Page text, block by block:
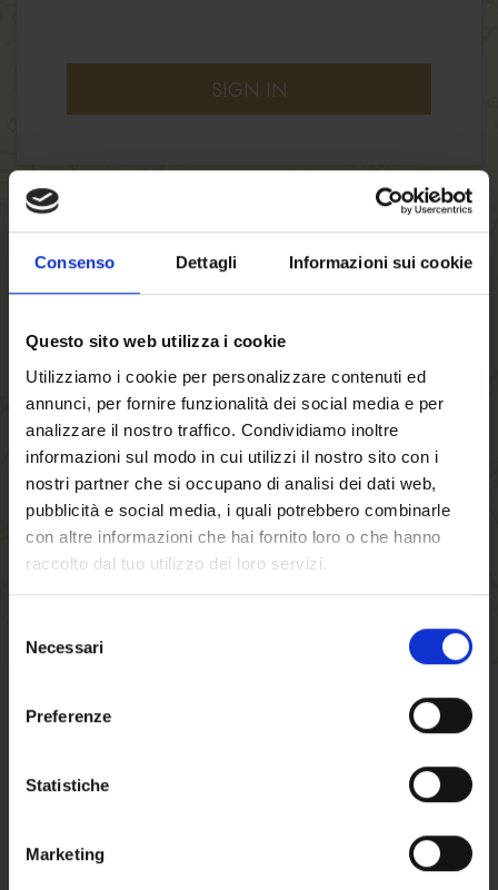
website. Are you of
legal drinking age?
Consenso Dettagli Informazioni sui cookie
Questo sito web utilizza i cookie
Utilizziamo i cookie per personalizzare contenuti ed
annunci, per fornire funzionalità dei social media e per
analizzare il nostro traffico. Condividiamo inoltre
informazioni sul modo in cui utilizzi il nostro sito con i
nostri partner che si occupano di analisi dei dati web,
pubblicità e social media, i quali potrebbero combinarle
con altre informazioni che hai fornito loro o che hanno
raccolto dal tuo utilizzo dei loro servizi.
delNecessari
Preferenze
Statistiche
Marketing
SIGN IN
NEW CUSTOMERS
By creating an account with our store, you will
be able to move through the checkout process
faster, store multiple shipping addresses, view
and track your orders in your account and more.
CREATE AN ACCOUNT
Click hereto find out terms and conditions
Here theapproximate shipping costs